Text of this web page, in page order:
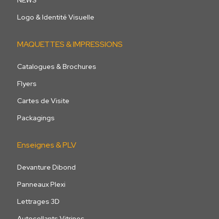
Logo & Identité Visuelle
MAQUETTES & IMPRESSIONS
Catalogues & Brochures
Flyers
Cartes de Visite
Packagings
Enseignes & PLV
Devanture Dibond
Panneaux Plexi
Lettrages 3D